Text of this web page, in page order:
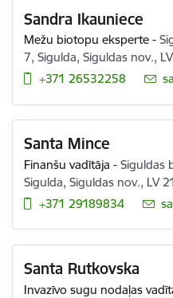
Sandra Ikauniece
Mežu biotopu eksperte -
7, Sigulda, Siguldas nov.,
+371 26532258
Santa Mince
Finanšu vadītāja -Siguldas
Sigulda, Siguldas nov., LV
+371 29189834
Santa Rutkovska
Invazīvo sugu nodaļas